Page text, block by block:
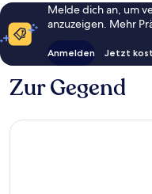
Melde dich an, um
anzuzeigen. Mehr
Anmelden Jetzt
Zur Gegend